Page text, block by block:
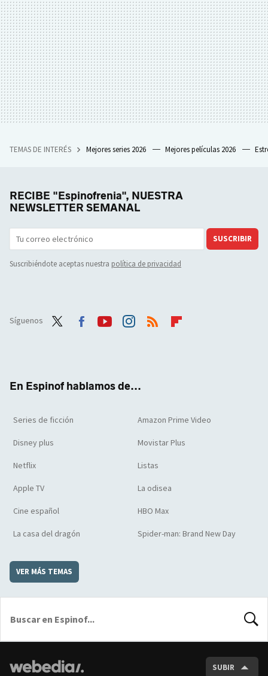
TEMAS DE INTERÉS Mejores series 2026 Mejores películas 2026
RECIBE "Espinofrenia", NUESTRA
NEWSLETTER SEMANAL
SUSCRIBIR
Suscribiéndote aceptas nuestra política de privacidad
Síguenos
En Espinof hablamos de...
Series de ficción Amazon Prime Video
Disney plus Movistar Plus
Netflix Listas
Apple TV La odisea
Cine español HBO Max
La casa del dragón Spider-man: Brand New Day
VER MÁS TEMAS
SUBIR